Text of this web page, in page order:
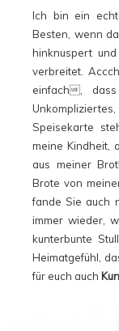
Ich bin ein
Besten, wenn
hinknuspert
verbreitet.
einfach,
Speisekarte
meine Kindheit,
aus meiner
Brote von
fande Sie auch
immer wieder,
kunterbunte
Heimatgefühl,
für euch auch